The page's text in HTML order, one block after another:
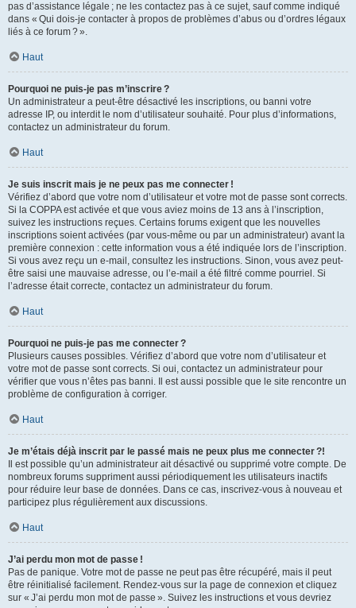
pas d’assistance légale ; ne les contactez pas à ce sujet, sauf comme indiqué
dans « Qui dois-je contacter à propos de problèmes d’abus ou d’ordres légaux
liés à ce forum ? ».
Haut
Pourquoi ne puis-je pas m’inscrire ?
Un administrateur a peut-être désactivé les inscriptions, ou banni votre
adresse IP, ou interdit le nom d’utilisateur souhaité. Pour plus d’informations,
contactez un administrateur du forum.
Haut
Je suis inscrit mais je ne peux pas me connecter !
Vérifiez d’abord que votre nom d’utilisateur et votre mot de passe sont corrects.
Si la COPPA est activée et que vous aviez moins de 13 ans à l’inscription,
suivez les instructions reçues. Certains forums exigent que les nouvelles
inscriptions soient activées (par vous-même ou par un administrateur) avant la
première connexion : cette information vous a été indiquée lors de l’inscription.
Si vous avez reçu un e-mail, consultez les instructions. Sinon, vous avez peut-
être saisi une mauvaise adresse, ou l’e-mail a été filtré comme pourriel. Si
l’adresse était correcte, contactez un administrateur du forum.
Haut
Pourquoi ne puis-je pas me connecter ?
Plusieurs causes possibles. Vérifiez d’abord que votre nom d’utilisateur et
votre mot de passe sont corrects. Si oui, contactez un administrateur pour
vérifier que vous n’êtes pas banni. Il est aussi possible que le site rencontre un
problème de configuration à corriger.
Haut
Je m’étais déjà inscrit par le passé mais ne peux plus me connecter ?!
Il est possible qu’un administrateur ait désactivé ou supprimé votre compte. De
nombreux forums suppriment aussi périodiquement les utilisateurs inactifs
pour réduire leur base de données. Dans ce cas, inscrivez-vous à nouveau et
participez plus régulièrement aux discussions.
Haut
J’ai perdu mon mot de passe !
Pas de panique. Votre mot de passe ne peut pas être récupéré, mais il peut
être réinitialisé facilement. Rendez-vous sur la page de connexion et cliquez
sur « J’ai perdu mon mot de passe ». Suivez les instructions et vous devriez